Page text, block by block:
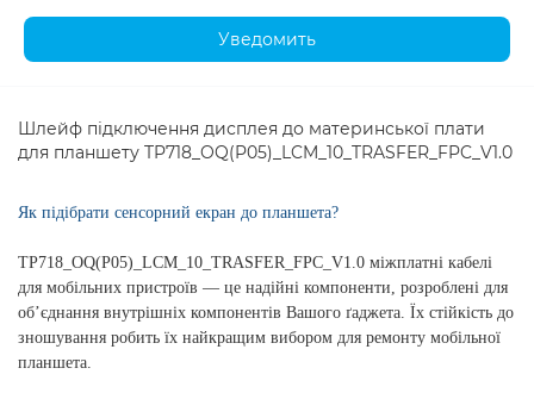
Уведомить
Шлейф підключення дисплея до материнської плати
для планшету TP718_OQ(P05)_LCM_10_TRASFER_FPC_V1.0
Як підібрати сенсорний екран до планшета?
TP718_OQ(P05)_LCM_10_TRASFER_FPC_V1.0 міжплатні кабелі
для мобільних пристроїв — це надійні компоненти, розроблені для
об’єднання внутрішніх компонентів Вашого ґаджета. Їх стійкість до
зношування робить їх найкращим вибором для ремонту мобільної
планшета.